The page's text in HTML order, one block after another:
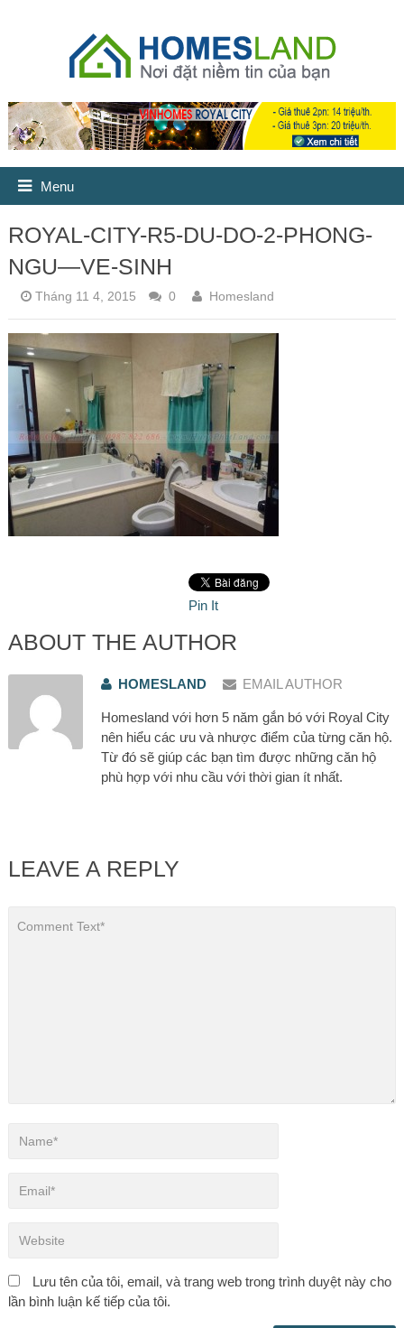
Menu
ROYAL-CITY-R5-DU-DO-2-PHONG-
NGU—VE-SINH
Tháng 11 4, 2015 0 Homesland
Pin It
ABOUT THE AUTHOR
HOMESLAND EMAIL AUTHOR
Homesland với hơn 5 năm gắn bó với Royal City
nên hiểu các ưu và nhược điểm của từng căn hộ.
Từ đó sẽ giúp các bạn tìm được những căn hộ
phù hợp với nhu cầu với thời gian ít nhất.
LEAVE A REPLY
Lưu tên của tôi, email, và trang web trong trình duyệt này cho
lần bình luận kế tiếp của tôi.